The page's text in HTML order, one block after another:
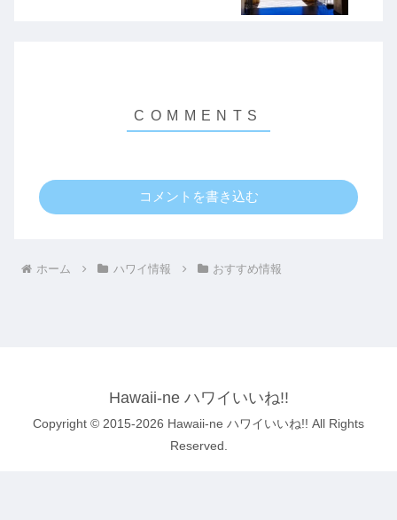
コメントを書き込む
ホーム ハワイ情報 おすすめ情報
Hawaii-ne ハワイいいね!!
Copyright © 2015-2026 Hawaii-ne ハワイいいね!! All Rights
Reserved.